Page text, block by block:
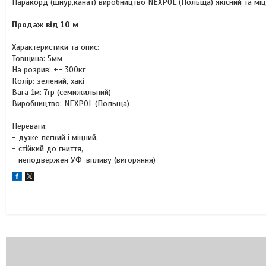
Паракорд (шнур,канат) виробництво NEXPOL (Польща) якісний та
Продаж від 10 м
Характеристики та опис:
Товщина: 5мм
На розрив: +- 300кг
Колір: зелений, хакі
Вага 1м: 7гр (семижильний)
Виробництво: NEXPOL (Польща)
Переваги:
- дуже легкий і міцний,
- стійкий до гниття,
- неподвержен УФ-впливу (вигоряння)